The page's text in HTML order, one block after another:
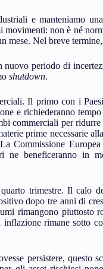
e manteniamo
non è né
mese. Nel breve
periodo di
shutdown.
Il primo con i
e richiederanno
commerciali per
prime necessarie
Commissione
beneficeranno in
trimestre. Il calo
dopo tre anni di
rimangono piuttosto
rimane sotto
persistere, questo